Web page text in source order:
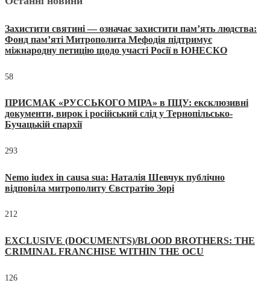
Захистити святині — означає захистити пам’ять людства:
Фонд пам’яті Митрополита Мефодія підтримує
міжнародну петицію щодо участі Росії в ЮНЕСКО
58
ПРИСМАК «РУССЬКОГО МІРА» в ПЦУ: ексклюзивні
документи, вирок і російський слід у Тернопільсько-
Бучацькій єпархії
293
Nemo iudex in causa sua: Наталія Шевчук публічно
відповіла митрополиту Євстратію Зорі
212
EXCLUSIVE (DOCUMENTS)/BLOOD BROTHERS: THE
CRIMINAL FRANCHISE WITHIN THE OCU
126